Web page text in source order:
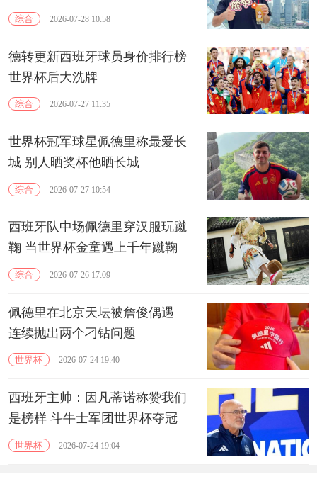
综合 2026-07-28 10:58
德转更新西班牙球员身价排行榜
世界杯后大洗牌
综合 2026-07-27 11:35
世界杯冠军球星佩德里称最爱长
城 别人晒奖杯他晒长城
综合 2026-07-27 10:54
西班牙队中场佩德里穿汉服玩蹴
鞠 当世界杯金童遇上千年蹴鞠
综合 2026-07-26 17:09
佩德里在北京天坛被詹俊偶遇
连续抛出两个刁钻问题
世界杯 2026-07-24 19:40
西班牙主帅：因凡蒂诺称赞我们
是榜样 斗牛士军团世界杯夺冠
世界杯 2026-07-24 19:04